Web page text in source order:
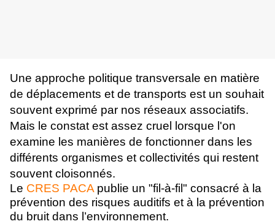
Une approche politique transversale en matière
de déplacements et de transports est un souhait
souvent exprimé par nos réseaux associatifs.
Mais le constat est assez cruel lorsque l'on
examine les manières de fonctionner dans les
différents organismes et collectivités qui restent
souvent cloisonnés.
Le CRES PACA publie un "fil-à-fil" consacré à la
prévention des risques auditifs et à la prévention
du bruit dans l’environnement.